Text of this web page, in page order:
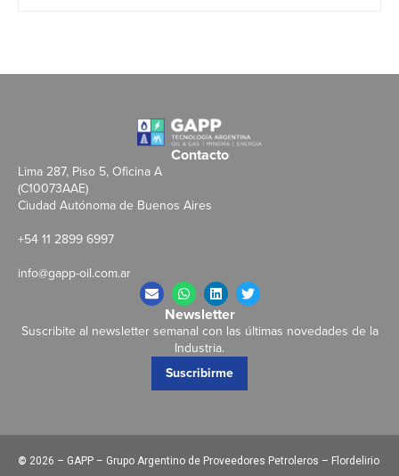
Contacto
Lima 287, Piso 5, Oficina A
(C10073AAE)
Ciudad Autónoma de Buenos Aires
+54 11 2899 6997
info@gapp-oil.com.ar
Newsletter
Suscribite al newsletter semanal con las últimas novedades de la
Industria.
Suscribirme
© 2026 – GAPP – Grupo Argentino de Proveedores Petroleros – Flordelirio